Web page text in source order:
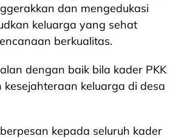
dan mengedukasi
keluarga yang sehat
berkualitas.
dengan baik bila kader PKK
keluarga di desa
kepada seluruh kader